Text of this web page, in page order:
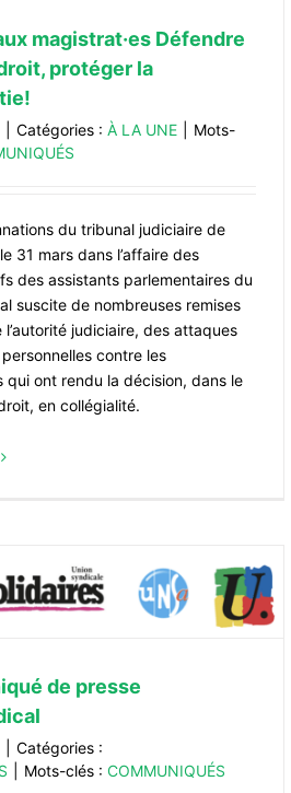
magistrat·es Défendre
protéger la
Catégories : À LA UNE
Mots-
du tribunal judiciaire de
31 mars dans l’affaire des
des assistants parlementaires du
suscite de nombreuses remises
l’autorité judiciaire, des attaques
contre les
qui ont rendu la décision, dans le
en collégialité.
de presse
Catégories :
Mots-clés : COMMUNIQUÉS